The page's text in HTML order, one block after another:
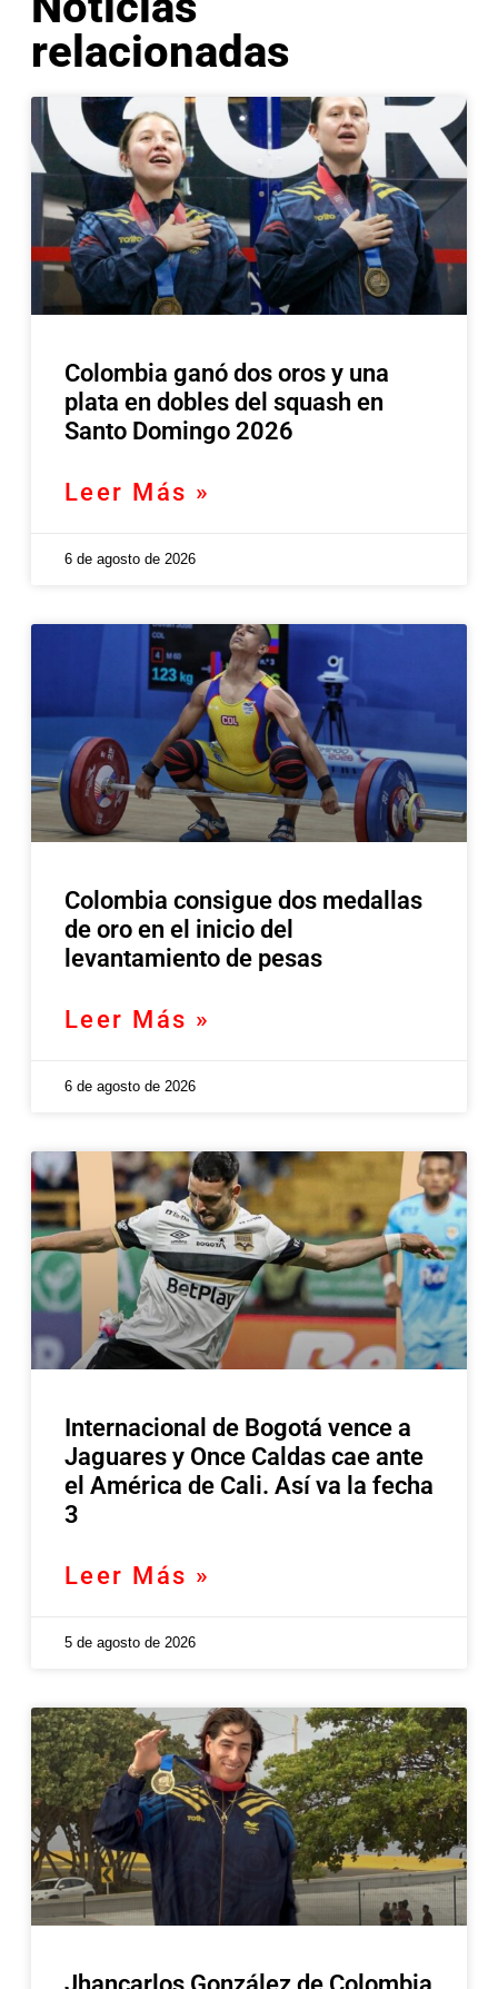
relacionadas
Colombia ganó dos oros y una
plata en dobles del squash en
Santo Domingo 2026
Leer Más »
6 de agosto de 2026
Colombia consigue dos medallas
de oro en el inicio del
levantamiento de pesas
Leer Más »
6 de agosto de 2026
Internacional de Bogotá vence a
Jaguares y Once Caldas cae ante
el América de Cali. Así va la fecha
3
Leer Más »
5 de agosto de 2026